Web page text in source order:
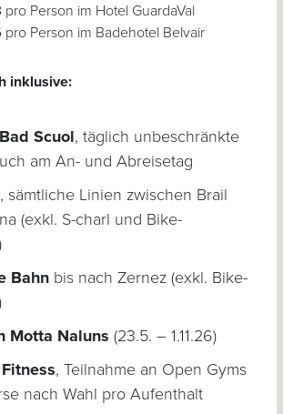
pro Person im Hotel GuardaVal
pro Person im Badehotel Belvair
inklusive:
Scuol, täglich unbeschränkte
am An- und Abreisetag
, sämtliche Linien zwischen Brail
(exkl. S-charl und Bike-
Bahnbis nach Zernez (exkl. Bike-
Motta Naluns (23.5. – 1.11.26)
, Teilnahme an Open Gyms
nach Wahl pro Aufenthalt